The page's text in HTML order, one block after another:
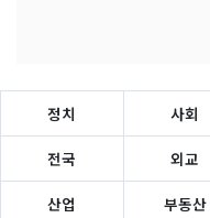
정치 사회
전국 외교
산업 부동산